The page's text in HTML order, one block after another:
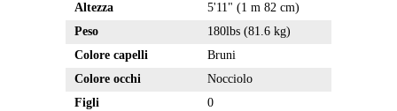
Altezza
5'11" (1 m 82 cm)
Peso
180lbs (81.6 kg)
Colore capelli
Bruni
Colore occhi
Nocciolo
Figli
0